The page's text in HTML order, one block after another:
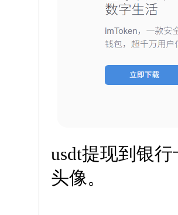
usdt提现到银
头像。